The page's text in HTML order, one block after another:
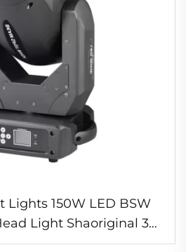
Lights 150W LED BSW
Light Shaoriginal 3dr
Dj Stage Light